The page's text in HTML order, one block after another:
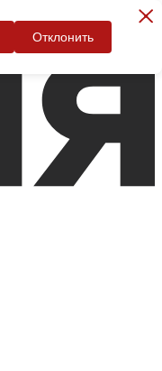
Отклонить